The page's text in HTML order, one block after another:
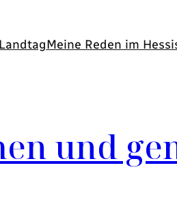
Meine Reden im
und